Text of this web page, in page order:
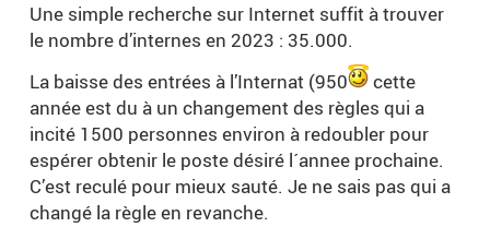
Une simple recherche sur Internet suffit à trouver
le nombre d’internes en 2023 : 35.000.
La baisse des entrées à l’Internat (950
cette
année est du à un changement des règles qui a
incité 1500 personnes environ à redoubler pour
espérer obtenir le poste désiré l´annee prochaine.
C’est reculé pour mieux sauté. Je ne sais pas qui a
changé la règle en revanche.